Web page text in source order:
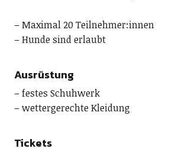
– Maximal 20 Teilnehmer:innen
– Hunde sind erlaubt
Ausrüstung
– festes Schuhwerk
– wettergerechte Kleidung
Tickets